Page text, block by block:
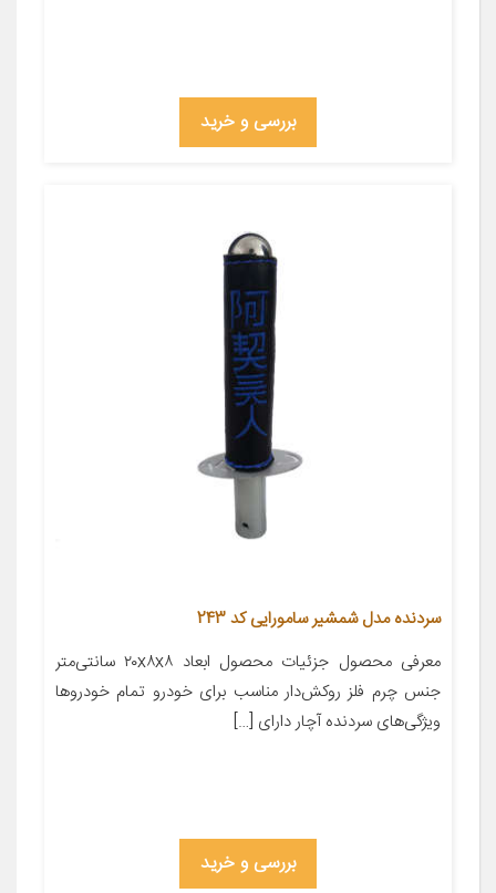
بررسی و خرید
سردنده مدل شمشیر سامورایی کد 243
معرفی محصول جزئیات محصول ابعاد ۲۰x۸x۸ سانتی‌متر
جنس چرم فلز روکش‌دار مناسب برای خودرو تمام خودروها
ویژگی‌های سردنده آچار دارای […]
بررسی و خرید